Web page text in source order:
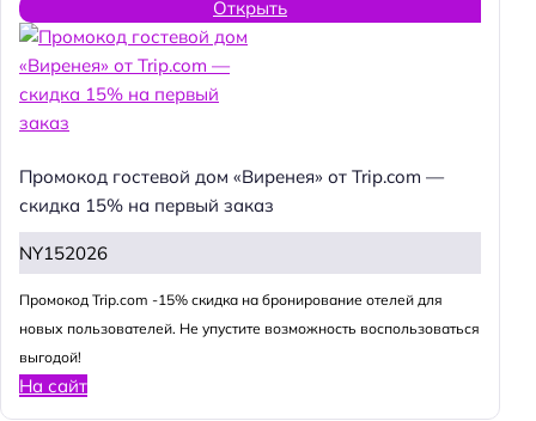
Открыть
Промокод гостевой дом «Виренея» от Trip.com —
скидка 15% на первый заказ
NY152026
Промокод Trip.com -15% скидка на бронирование отелей для
новых пользователей. Не упустите возможность воспользоваться
выгодой!
На сайт